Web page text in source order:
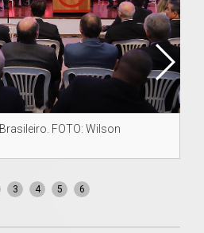
FOTO: Wilson
3 4 5 6